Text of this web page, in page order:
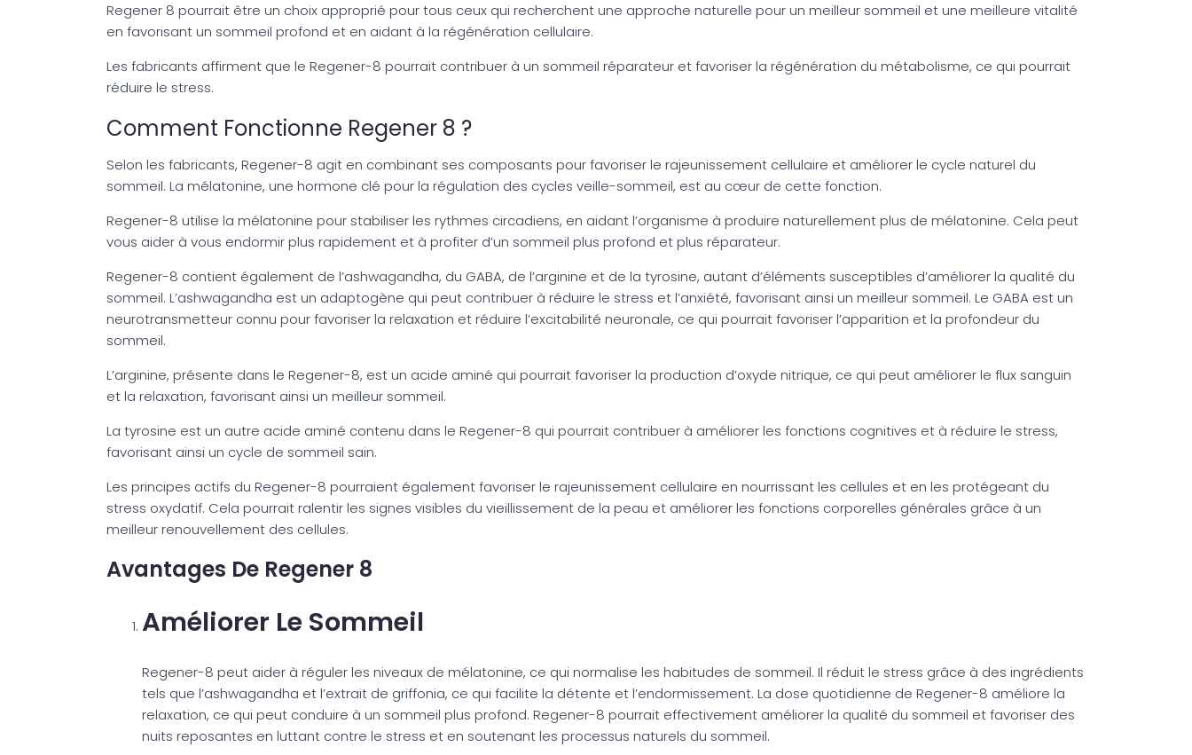
Regener 8 pourrait être un choix approprié pour tous ceux qui recherchent une approche naturelle pour un meilleur sommeil et une meilleure vitalité
en favorisant un sommeil profond et en aidant à la régénération cellulaire.
Les fabricants affirment que le Regener-8 pourrait contribuer à un sommeil réparateur et favoriser la régénération du métabolisme, ce qui pourrait
réduire le stress.
Comment Fonctionne Regener 8 ?
Selon les fabricants, Regener-8 agit en combinant ses composants pour favoriser le rajeunissement cellulaire et améliorer le cycle naturel du
sommeil. La mélatonine, une hormone clé pour la régulation des cycles veille-sommeil, est au cœur de cette fonction.
Regener-8 utilise la mélatonine pour stabiliser les rythmes circadiens, en aidant l’organisme à produire naturellement plus de mélatonine. Cela peut
vous aider à vous endormir plus rapidement et à profiter d’un sommeil plus profond et plus réparateur.
Regener-8 contient également de l’ashwagandha, du GABA, de l’arginine et de la tyrosine, autant d’éléments susceptibles d’améliorer la qualité du
sommeil. L’ashwagandha est un adaptogène qui peut contribuer à réduire le stress et l’anxiété, favorisant ainsi un meilleur sommeil. Le GABA est un
neurotransmetteur connu pour favoriser la relaxation et réduire l’excitabilité neuronale, ce qui pourrait favoriser l’apparition et la profondeur du
sommeil.
L’arginine, présente dans le Regener-8, est un acide aminé qui pourrait favoriser la production d’oxyde nitrique, ce qui peut améliorer le flux sanguin
et la relaxation, favorisant ainsi un meilleur sommeil.
La tyrosine est un autre acide aminé contenu dans le Regener-8 qui pourrait contribuer à améliorer les fonctions cognitives et à réduire le stress,
favorisant ainsi un cycle de sommeil sain.
Les principes actifs du Regener-8 pourraient également favoriser le rajeunissement cellulaire en nourrissant les cellules et en les protégeant du
stress oxydatif. Cela pourrait ralentir les signes visibles du vieillissement de la peau et améliorer les fonctions corporelles générales grâce à un
meilleur renouvellement des cellules.
Avantages De Regener 8
Améliorer Le Sommeil
Regener-8 peut aider à réguler les niveaux de mélatonine, ce qui normalise les habitudes de sommeil. Il réduit le stress grâce à des ingrédients
tels que l’ashwagandha et l’extrait de griffonia, ce qui facilite la détente et l’endormissement. La dose quotidienne de Regener-8 améliore la
relaxation, ce qui peut conduire à un sommeil plus profond. Regener-8 pourrait effectivement améliorer la qualité du sommeil et favoriser des
nuits reposantes en luttant contre le stress et en soutenant les processus naturels du sommeil.